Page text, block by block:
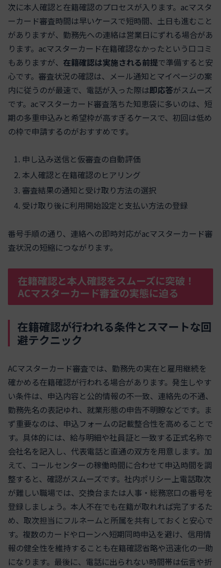
次に本人確認と在籍確認のプロセスが入ります。acマスタ
ーカード審査時間は早いケースで短時間、土日も進むこと
がありますが、勤務先への連絡は営業日にずれる場合があ
ります。acマスターカード在籍確認なかったという口コミ
もありますが、 在籍確認は実施される前提で準備すると安
心です。審査状況の確認は、メール通知とマイページの案
内に従うのが最速で、電話が入った際は即応答がスムーズ
です。acマスターカード審査落ちた知恵袋に多いのは、短
期の多重申込みと希望枠が高すぎるケースで、初回は低め
の枠で申請するのがおすすめです。
申し込み送信と仮審査の自動評価
本人確認と在籍確認のヒアリング
審査結果の通知と受け取り方法の選択
受け取り後に利用開始設定と支払い方法の登録
番号手順の通り、連絡への即時対応がacマスターカード審
査状況の短縮につながります。
在籍確認と本人確認をスムーズに突破！
ACマスターカード審査の実態に迫る
在籍確認が行われる条件とスマートな回
避テクニック
ACマスターカード審査では、勤務先の実在と雇用継続を
確かめる在籍確認が行われる場合があります。発生しやす
い条件は、申込内容と公的情報の不一致、連絡先の不通、
勤務先名の表記ゆれ、就業形態の申告不明瞭などです。ま
ず重要なのは、申込フォームの記載整合性を高めることで
す。具体的には、給与明細や社員証と一致する正式名称で
会社名を記入し、代表電話と直通の双方を用意します。加
えて、コールセンターの稼働時間に合わせて申込時間を調
整すると、確認がスムーズです。社内ポリシー上電話取次
が難しい職場では、交換台または人事・総務窓口の番号を
登録しましょう。本人不在でも在籍が取れれば完了するた
め、取次担当にフルネームと所属を共有しておくと安心で
す。複数のカードやローンへ短期同時申込を避け、信用情
報の健全性を維持することも在籍確認省略や迅速化の一助
になります。最後に、電話に出られない時間帯は伝言や折